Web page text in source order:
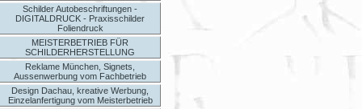
Schilder Autobeschriftungen -
DIGITALDRUCK - Praxisschilder
Foliendruck
MEISTERBETRIEB FÜR
SCHILDERHERSTELLUNG
Reklame München, Signets,
Aussenwerbung vom Fachbetrieb
Design Dachau, kreative Werbung,
Einzelanfertigung vom Meisterbetrieb